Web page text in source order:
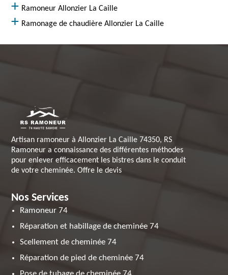
Ramoneur Allonzier La Caille
Ramonage de chaudière Allonzier La Caille
Artisan ramoneur à Allonzier La Caille 74350, RS
Ramoneur a connaissance des différentes méthodes
pour enlever efficacement les bistres dans le conduit
de votre cheminée. Offre le devis
Nos Services
Ramoneur 74
Réparation et habillage de cheminée 74
Scellement de cheminée 74
Réparation de pied de cheminée 74